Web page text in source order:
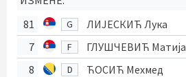
81
G
ЛИЈЕСКИЋ Лука
7
F
ГЛУШЧЕВИЋ Матија
8
D
ЋОСИЋ Мехмед